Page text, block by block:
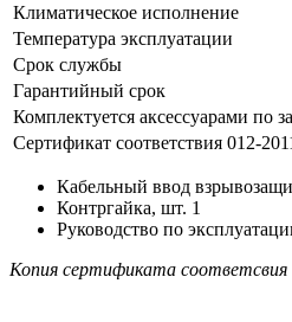
Климатическое исполнение
Температура эксплуатации
Срок службы
Гарантийный срок
Комплектуется аксессуарами по
Сертификат соответствия 012-
Кабельный ввод
Контргайка, шт. 1
Руководство по
Копия сертификата